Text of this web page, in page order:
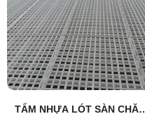
TẤM NHỰA LÓT SÀN CHĂN